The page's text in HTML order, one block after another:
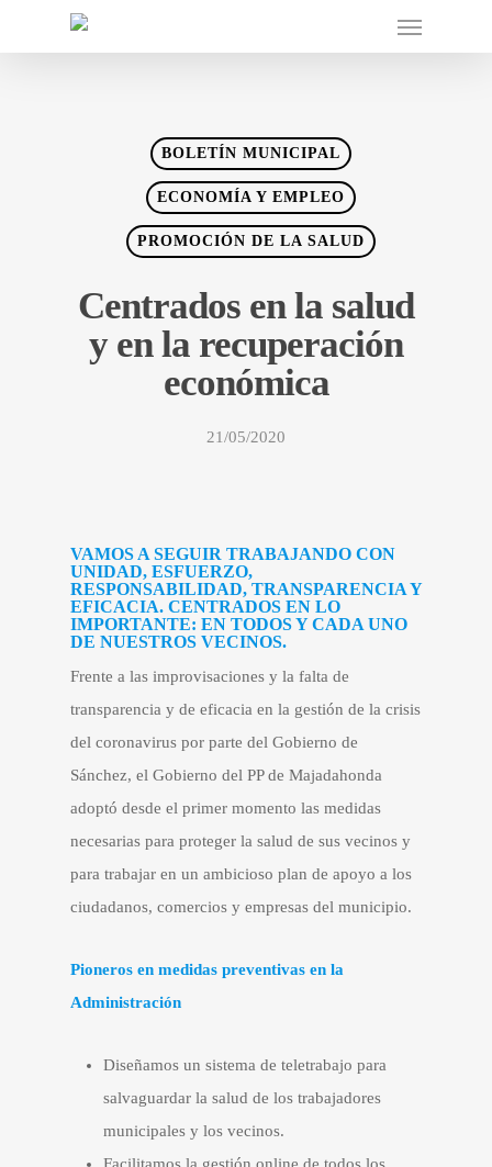
BOLETÍN MUNICIPAL
ECONOMÍA Y EMPLEO
PROMOCIÓN DE LA SALUD
Centrados en la salud
y en la recuperación
económica
21/05/2020
VAMOS A SEGUIR TRABAJANDO CON
UNIDAD, ESFUERZO,
RESPONSABILIDAD, TRANSPARENCIA Y
EFICACIA. CENTRADOS EN LO
IMPORTANTE: EN TODOS Y CADA UNO
DE NUESTROS VECINOS.
Frente a las improvisaciones y la falta de
transparencia y de eficacia en la gestión de la crisis
del coronavirus por parte del Gobierno de
Sánchez, el Gobierno del PP de Majadahonda
adoptó desde el primer momento las medidas
necesarias para proteger la salud de sus vecinos y
para trabajar en un ambicioso plan de apoyo a los
ciudadanos, comercios y empresas del municipio.
Pioneros en medidas preventivas en la
Administración
Diseñamos un sistema de teletrabajo para
salvaguardar la salud de los trabajadores
municipales y los vecinos.